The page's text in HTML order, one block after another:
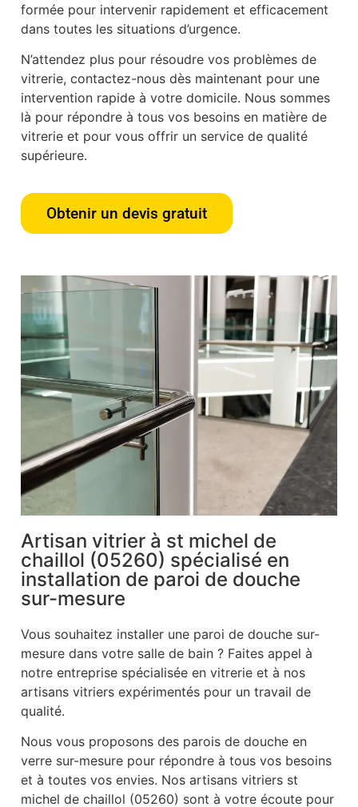
formée pour intervenir rapidement et efficacement
dans toutes les situations d’urgence.
N’attendez plus pour résoudre vos problèmes de
vitrerie, contactez-nous dès maintenant pour une
intervention rapide à votre domicile. Nous sommes
là pour répondre à tous vos besoins en matière de
vitrerie et pour vous offrir un service de qualité
supérieure.
Obtenir un devis gratuit
Artisan vitrier à st michel de
chaillol (05260) spécialisé en
installation de paroi de douche
sur-mesure
Vous souhaitez installer une paroi de douche sur-
mesure dans votre salle de bain ? Faites appel à
notre entreprise spécialisée en vitrerie et à nos
artisans vitriers expérimentés pour un travail de
qualité.
Nous vous proposons des parois de douche en
verre sur-mesure pour répondre à tous vos besoins
et à toutes vos envies. Nos artisans vitriers st
michel de chaillol (05260) sont à votre écoute pour